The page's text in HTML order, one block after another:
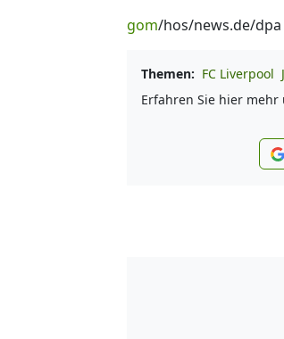
gom/hos/news.de/dpa
Themen: FC Liverpool
Erfahren Sie hier mehr